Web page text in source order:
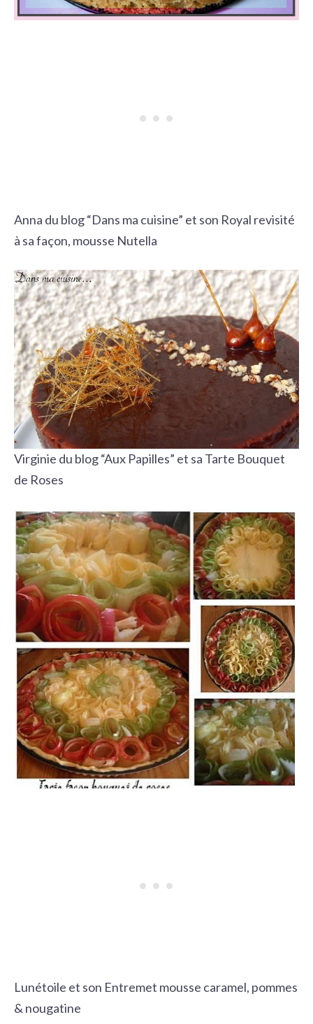
Anna du blog “Dans ma cuisine” et son Royal revisité
à sa façon, mousse Nutella
Virginie du blog “Aux Papilles” et sa Tarte Bouquet
de Roses
Lunétoile et son Entremet mousse caramel, pommes
& nougatine